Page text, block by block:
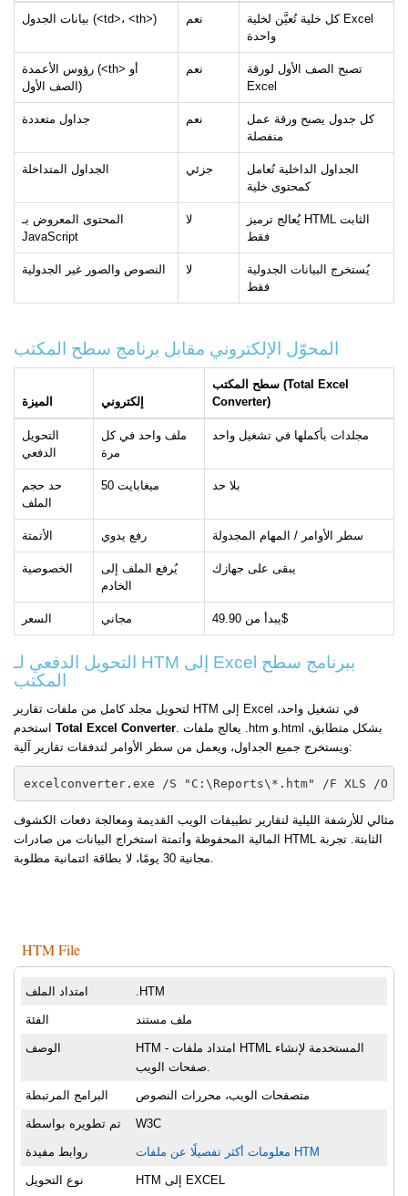
بيانات الجدول (<td>، <th>) نعم
كل خلية تُعيَّن لخلية Excel
واحدة
رؤوس الأعمدة (<th> أو
الصف الأول)
نعم
تصبح الصف الأول لورقة
Excel
جداول متعددة نعم
كل جدول يصبح ورقة عمل
منفصلة
الجداول المتداخلة جزئي
الجداول الداخلية تُعامل
كمحتوى خلية
المحتوى المعروض بـ
JavaScript
لا
يُعالج ترميز HTML الثابت
فقط
النصوص والصور غير الجدولية لا
يُستخرج البيانات الجدولية
فقط
المحوّل الإلكتروني مقابل برنامج سطح المكتب
الميزة إلكتروني
سطح المكتب (Total Excel
Converter)
التحويل
الدفعي
ملف واحد في كل
مرة
مجلدات بأكملها في تشغيل واحد
حد حجم
الملف
50 ميغابايت بلا حد
الأتمتة رفع يدوي سطر الأوامر / المهام المجدولة
الخصوصية
يُرفع الملف إلى
الخادم
يبقى على جهازك
السعر مجاني يبدأ من 49.90$
التحويل الدفعي لـ HTM إلى Excel ببرنامج سطح
المكتب
لتحويل مجلد كامل من ملفات تقارير HTM إلى Excel في تشغيل واحد،
Total Excel Converter. يعالج ملفات .htm و.html بشكل متطابق،
ويستخرج جميع الجداول، ويعمل من سطر الأوامر لتدفقات تقارير آلية:
excelconverter.exe /S "C:\Reports\*.htm" /F XLS /O
مثالي للأرشفة الليلية لتقارير تطبيقات الويب القديمة ومعالجة دفعات الكشوف
المالية المحفوظة وأتمتة استخراج البيانات من صادرات HTML الثابتة. تجربة
مجانية 30 يومًا، لا بطاقة ائتمانية مطلوبة.
HTM File
امتداد الملف .HTM
الفئة ملف مستند
الوصف
HTM - امتداد ملفات HTML المستخدمة لإنشاء
صفحات الويب.
البرامج المرتبطة متصفحات الويب، محررات النصوص
تم تطويره بواسطة W3C
روابط مفيدة معلومات أكثر تفصيلًا عن ملفات HTM
نوع التحويل HTM إلى EXCEL